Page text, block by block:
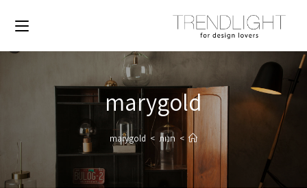
marygold
> חנות >
marygold